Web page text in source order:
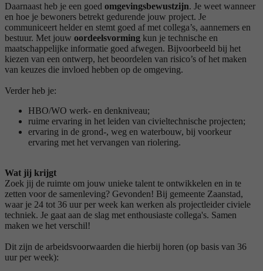
Daarnaast heb je een goed omgevingsbewustzijn. Je weet wanneer
en hoe je bewoners betrekt gedurende jouw project. Je
communiceert helder en stemt goed af met collega’s, aannemers en
bestuur. Met jouw oordeelsvorming kun je technische en
maatschappelijke informatie goed afwegen. Bijvoorbeeld bij het
kiezen van een ontwerp, het beoordelen van risico’s of het maken
van keuzes die invloed hebben op de omgeving.
Verder heb je:
HBO/WO werk- en denkniveau;
ruime ervaring in het leiden van civieltechnische projecten;
ervaring in de grond-, weg en waterbouw, bij voorkeur
ervaring met het vervangen van riolering.
Wat jij krijgt
Zoek jij de ruimte om jouw unieke talent te ontwikkelen en in te
zetten voor de samenleving? Gevonden! Bij gemeente Zaanstad,
waar je 24 tot 36 uur per week kan werken als projectleider civiele
techniek. Je gaat aan de slag met enthousiaste collega's. Samen
maken we het verschil!
Dit zijn de arbeidsvoorwaarden die hierbij horen (op basis van 36
uur per week):